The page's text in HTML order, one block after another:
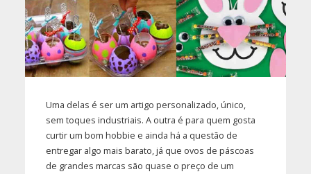
Uma delas é ser um artigo personalizado, único,
sem toques industriais. A outra é para quem gosta
curtir um bom hobbie e ainda há a questão de
entregar algo mais barato, já que ovos de páscoas
de grandes marcas são quase o preço de um